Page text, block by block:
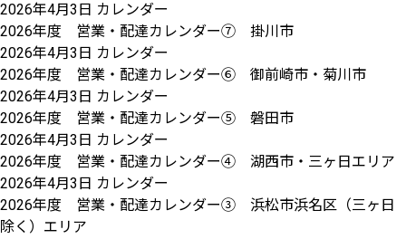
2026年4月3日 カレンダー
2026年度 営業・配達カレンダー⑦ 掛川市
2026年4月3日 カレンダー
2026年度 営業・配達カレンダー⑥ 御前崎市・菊川市
2026年4月3日 カレンダー
2026年度 営業・配達カレンダー⑤ 磐田市
2026年4月3日 カレンダー
2026年度 営業・配達カレンダー④ 湖西市・三ヶ日エリア
2026年4月3日 カレンダー
2026年度 営業・配達カレンダー③ 浜松市浜名区（三ヶ日
除く）エリア